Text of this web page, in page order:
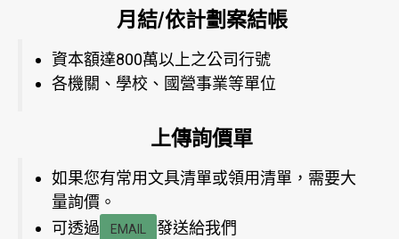
月結/依計劃案結帳
資本額達800萬以上之公司行號
各機關、學校、國營事業等單位
上傳詢價單
如果您有常用文具清單或領用清單，需要大
量詢價。
可透過
EMAIL
發送給我們